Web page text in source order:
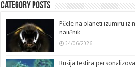
Category Posts
Pčele na planeti izumiru
naučnik
24/06/2026
Rusija testira